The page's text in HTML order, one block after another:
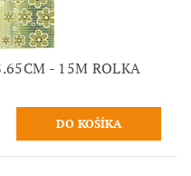
- 15M ROLKA